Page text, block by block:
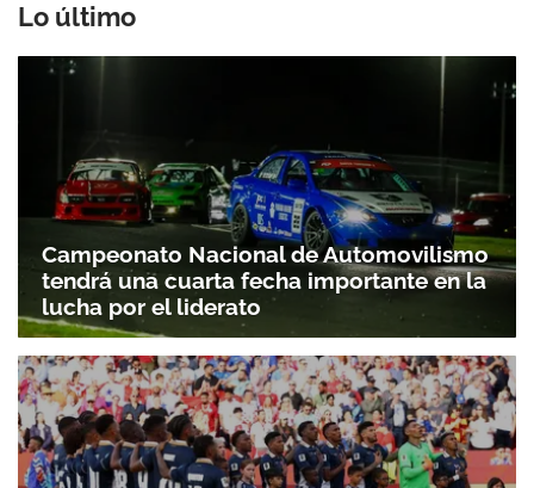
Lo último
Campeonato Nacional de Automovilismo
tendrá una cuarta fecha importante en la
lucha por el liderato